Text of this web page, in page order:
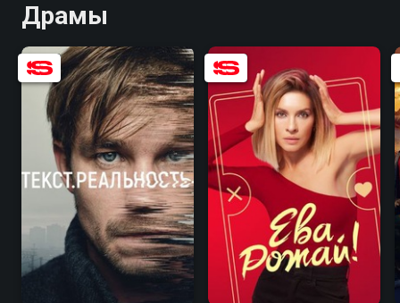
Драмы
6.9 7.3 7.1 6.2